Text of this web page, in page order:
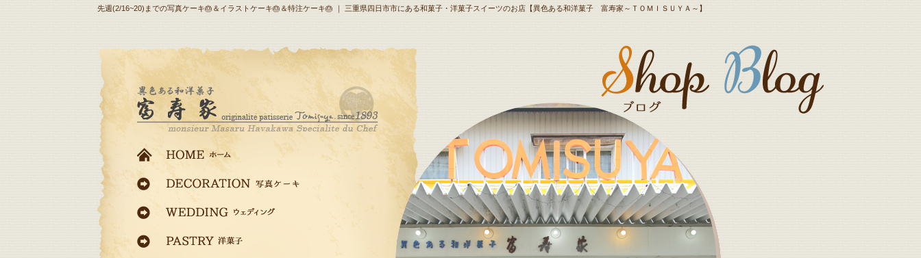
先週(2/16~20)までの写真ケーキ🎂＆イラストケーキ🎂＆特注ケーキ🎂 ｜ 三重県四日市市にある和菓子・洋菓子スイーツのお店【異色ある和洋菓子 富寿家～ＴＯＭＩＳＵＹＡ～】